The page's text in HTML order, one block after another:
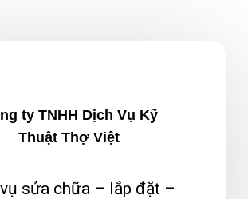
ty TNHH Dịch Vụ Kỹ
Thuật Thợ Việt
sửa chữa – lắp đặt –